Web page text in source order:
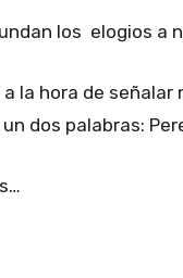
los elogios a
a la hora de
dos palabras: